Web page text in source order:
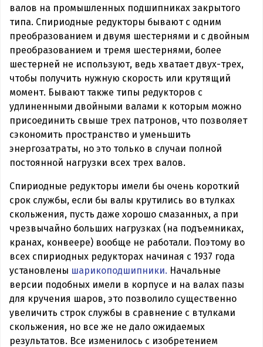
валов на промышленных подшипниках закрытого
типа. Спириодные редукторы бывают с одним
преобразованием и двумя шестернями и с двойным
преобразованием и тремя шестернями, более
шестерней не используют, ведь хватает двух-трех,
чтобы получить нужную скорость или крутящий
момент. Бывают также типы редукторов с
удлиненными двойными валами к которым можно
присоединить свыше трех патронов, что позволяет
сэкономить пространство и уменьшить
энергозатраты, но это только в случаи полной
постоянной нагрузки всех трех валов.
Спириодные редукторы имели бы очень короткий
срок службы, если бы валы крутились во втулках
скольжения, пусть даже хорошо смазанных, а при
чрезвычайно больших нагрузках (на подъемниках,
кранах, конвеере) вообще не работали. Поэтому во
всех спириодных редукторах начиная с 1937 года
установлены шарикоподшипники. Начальные
версии подобных имели в корпусе и на валах пазы
для кручения шаров, это позволило существенно
увеличить строк службы в сравнение с втулками
скольжения, но все же не дало ожидаемых
результатов. Все изменилось с изобретением